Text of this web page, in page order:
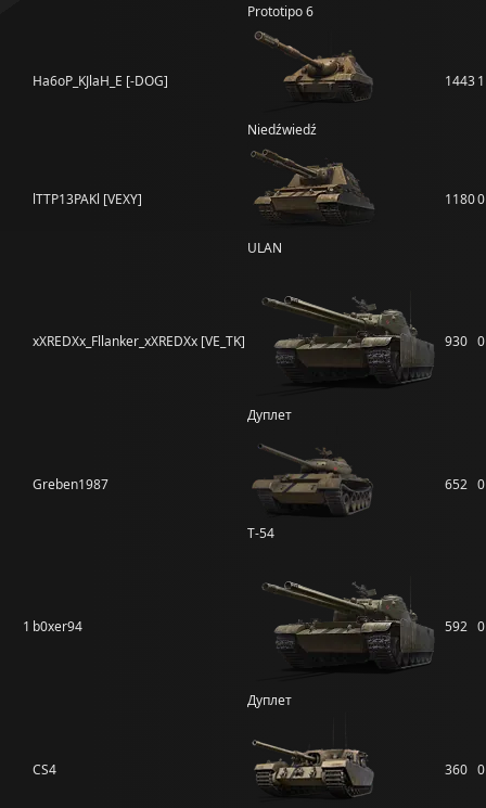
Prototipo 6
Ha6oP_KJlaH_E [-DOG]
Niedźwiedź
14431
lTTP13PAKl [VEXY]
ULAN
11800
xXREDXx_Fllanker_xXREDXx [VE_TK]
Дуплет
930 0
Greben1987
Т-54
652 0
1 b0xer94
Дуплет
592 0
CS4 360 0